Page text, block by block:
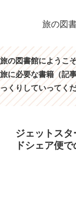
旅の図
旅の図書館にようこ
旅に必要な書籍（記
っくりしていってく
ジェットス
ドシェア便